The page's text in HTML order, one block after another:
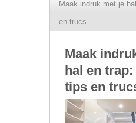
Maak indruk met je
en trucs
Maak
hal en
tips en